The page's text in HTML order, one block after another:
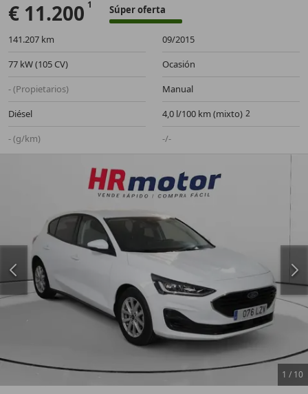
€ 11.200 Súper oferta
141.207 km
09/2015
77 kW (105 CV)
Ocasión
- (Propietarios)
Manual
Diésel
4,0 l/100 km (mixto)
- (g/km)
-/-
1 / 10